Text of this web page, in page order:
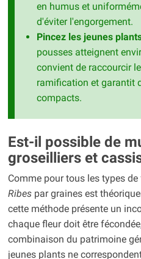
en humus et
d'éviter l'engorgement.
Pincez les jeunes
pousses atteignent
convient de raccourcir
ramification et garantit
compacts.
Est-il possible de
groseilliers et
Comme pour tous les types
Ribespar graines est
cette méthode présente un
chaque fleur doit être
combinaison du patrimoine
jeunes plants ne